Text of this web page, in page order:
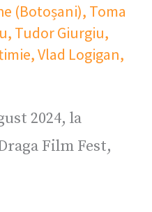
(Botoșani), Toma
, Tudor Giurgiu,
,Vlad Logigan,
2024, la
Film Fest,